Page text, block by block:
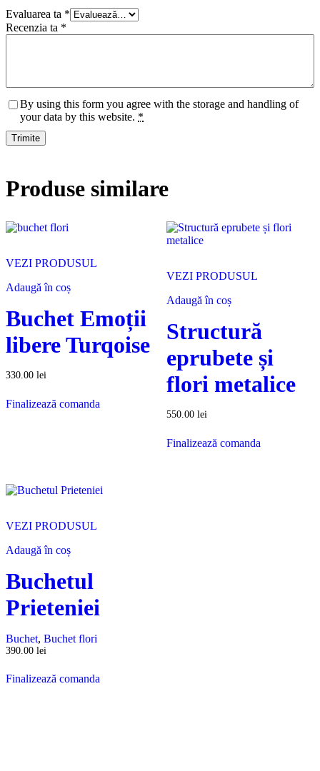
Evaluarea ta *
Recenzia ta *
By using this form you agree with the storage and handling of
your data by this website. *
Produse similare
VEZI PRODUSUL
Adaugă în coș
Buchet Emoții
libere Turqoise
330.00 lei
Finalizează comanda
VEZI PRODUSUL
Adaugă în coș
Structură
eprubete și
flori metalice
550.00 lei
Finalizează comanda
VEZI PRODUSUL
Adaugă în coș
Buchetul
Prieteniei
Buchet, Buchet flori
390.00 lei
Finalizează comanda